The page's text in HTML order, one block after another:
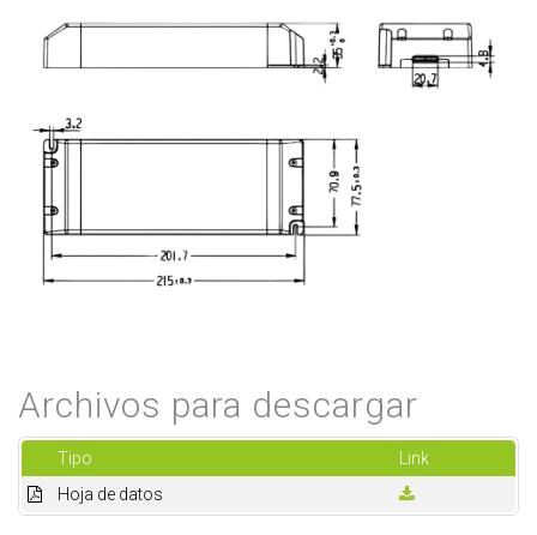
Archivos para descargar
Tipo
Link
Hoja de datos